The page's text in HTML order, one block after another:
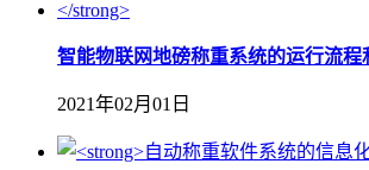
智能物联网地磅称重系统的运行流程
2021年02月01日